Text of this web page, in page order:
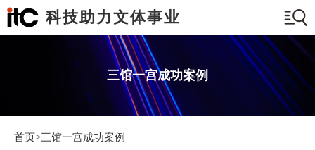
科技助力文体事业
三馆一宫成功案例
首页>三馆一宫成功案例